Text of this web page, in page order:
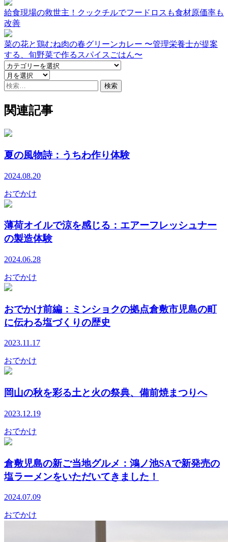
給食現場の救世主！クックチルでフードロスも食材原価率も
改善
菜の花と鶏むね肉の春グリーンカレー 〜管理栄養士が提案
する、旬野菜で作るスパイスごはん〜
検
関連記事
夏の風物詩：うちわ作り体験
2024.08.20
おでかけ
薄荷オイルで涼を感じる：エアーフレッシュナー
の製造体験
2024.06.28
おでかけ
おでかけ前編：ミンショクの拠点倉敷市児島の町
に伝わる塩づくりの歴史
2023.11.17
おでかけ
岡山の秋を彩る土と火の祭典、備前焼まつりへ
2023.12.19
おでかけ
倉敷児島の新ご当地グルメ：鴻ノ池SAで新発売の
塩ラーメンをいただいてきました！
2024.07.09
おでかけ